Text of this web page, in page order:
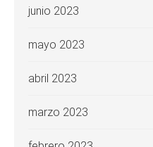
junio 2023
mayo 2023
abril 2023
marzo 2023